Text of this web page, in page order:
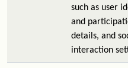
such as user
and
details, and
interaction